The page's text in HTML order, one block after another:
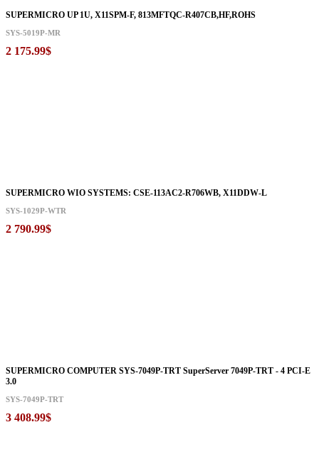
SUPERMICRO UP 1U, X11SPM-F, 813MFTQC-R407CB,HF,ROHS
SYS-5019P-MR
2 175.99$
SUPERMICRO WIO SYSTEMS: CSE-113AC2-R706WB, X11DDW-L
SYS-1029P-WTR
2 790.99$
SUPERMICRO COMPUTER SYS-7049P-TRT SuperServer 7049P-TRT - 4 PCI-E
3.0
SYS-7049P-TRT
3 408.99$